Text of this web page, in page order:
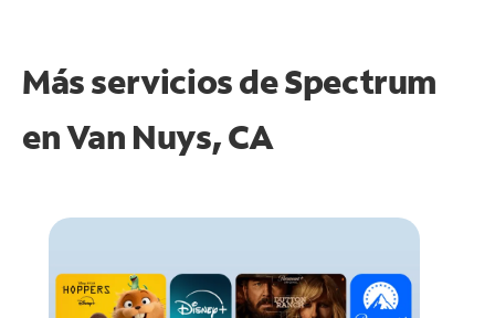
Más servicios de Spectrum
enVan Nuys, CA